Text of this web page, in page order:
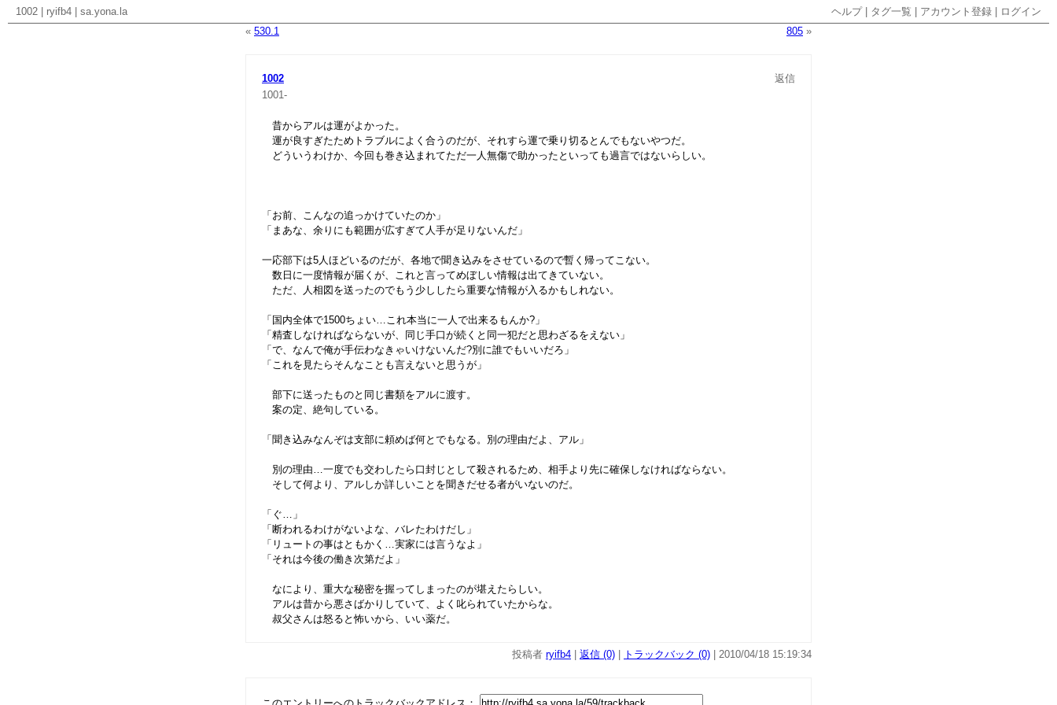
1002 ryifb4 sa.yona.la ヘルプ| タグ一覧 アカウント登録
ログイン
« 530.1 805 »
1002
返信
1001-
昔からアルは運がよかった。
運が良すぎたためトラブルによく合うのだが、それすら運で乗り切るとんでもないやつだ。
どういうわけか、今回も巻き込まれてただ一人無傷で助かったといっても過言ではないらしい。
「お前、こんなの追っかけていたのか」
「まあな、余りにも範囲が広すぎて人手が足りないんだ」
一応部下は5人ほどいるのだが、各地で聞き込みをさせているので暫く帰ってこない。
数日に一度情報が届くが、これと言ってめぼしい情報は出てきていない。
ただ、人相図を送ったのでもう少ししたら重要な情報が入るかもしれない。
「国内全体で1500ちょい…これ本当に一人で出来るもんか?」
「精査しなければならないが、同じ手口が続くと同一犯だと思わざるをえない」
「で、なんで俺が手伝わなきゃいけないんだ?別に誰でもいいだろ」
「これを見たらそんなことも言えないと思うが」
部下に送ったものと同じ書類をアルに渡す。
案の定、絶句している。
「聞き込みなんぞは支部に頼めば何とでもなる。別の理由だよ、アル」
別の理由…一度でも交わしたら口封じとして殺されるため、相手より先に確保しなければならない。
そして何より、アルしか詳しいことを聞きだせる者がいないのだ。
「ぐ…」
「断われるわけがないよな、バレたわけだし」
「リュートの事はともかく…実家には言うなよ」
「それは今後の働き次第だよ」
なにより、重大な秘密を握ってしまったのが堪えたらしい。
アルは昔から悪さばかりしていて、よく叱られていたからな。
叔父さんは怒ると怖いから、いい薬だ。
投稿者 ryifb4 返信 (0) トラックバック (0) | 2010/04/18 15:19:34